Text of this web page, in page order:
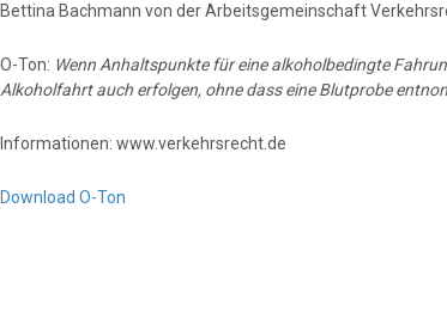
Bettina Bachmann von der Arbeitsgemeinschaft
O-Ton: Wenn Anhaltspunkte für eine alkoholbedingte
Alkoholfahrt auch erfolgen, ohne dass eine Blutprobe
Informationen: www.verkehrsrecht.de
Download O-Ton